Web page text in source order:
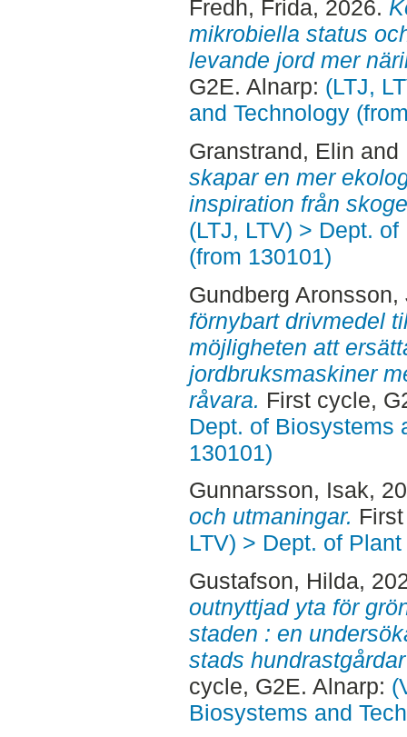
Fredh, Frida, 2026.
mikrobiella status
levande jord mer
G2E. Alnarp: (LTJ,
and Technology
Granstrand, Elin and
skapar en mer
inspiration från
(LTJ, LTV) > Dept.
(from 130101)
Gundberg Aronsson,
förnybart drivmedel
möjligheten att
jordbruksmaskiner
råvara. First cycle,
Dept. of Biosystems
130101)
Gunnarsson, Isak,
och utmaningar.
LTV) > Dept. of
Gustafson, Hilda,
outnyttjad yta för
staden : en
stads
cycle, G2E. Alnarp:
Biosystems and